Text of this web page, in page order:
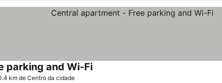
parking and Wi-FiVer preços
km de Centro da cidade